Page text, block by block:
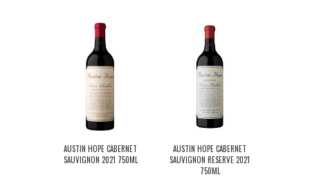
AUSTIN HOPE CABERNET
SAUVIGNON 2021 750ML
AUSTIN HOPE CABERNET
SAUVIGNON RESERVE 2021
750ML